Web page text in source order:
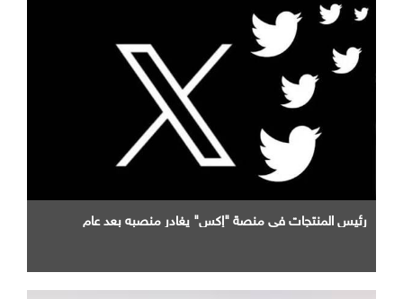
رئيس المنتجات في منصة "إكس" يغادر منصبه بعد عام